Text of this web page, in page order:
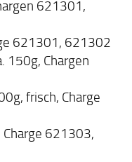
621301,
621301, 621302
150g, Chargen
frisch, Charge
621303,